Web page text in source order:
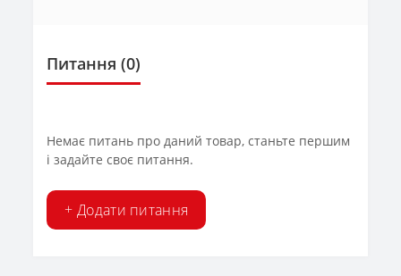
Питання (0)
Немає питань про даний товар, станьте першим
і задайте своє питання.
+ Додати питання